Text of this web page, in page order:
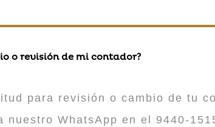
o revisión de mi contador?
para revisión o cambio de tu
nuestro WhatsApp en el 9440-